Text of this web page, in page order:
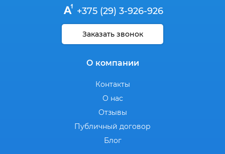
+375 (29) 3-926-926
Заказать звонок
О компании
Контакты
О нас
Отзывы
Публичный договор
Блог